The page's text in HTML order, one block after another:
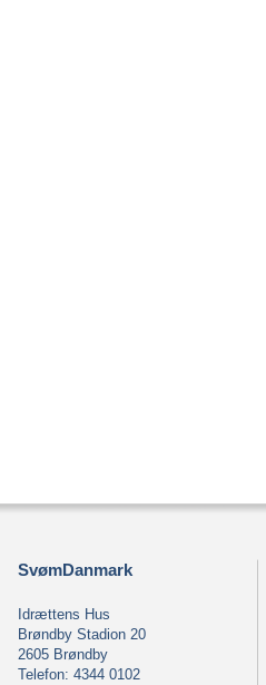
SvømDanmark
Idrættens Hus
Brøndby Stadion 20
2605 Brøndby
Telefon: 4344 0102